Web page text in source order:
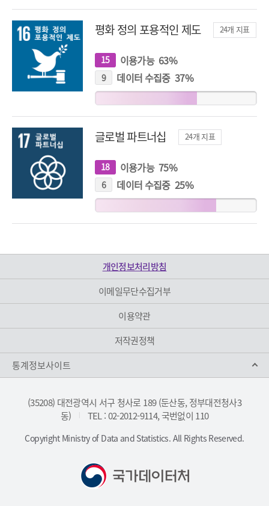
평화 정의 포용적인 제도 24개 지표
15개
지
표
이용가능 63%
9개
지
표
데이터 수집중 37%
글로벌 파트너십 24개 지표
18개
지
표
이용가능 75%
6개
지
표
데이터 수집중 25%
개인정보처리방침
이메일무단수집거부
이용약관
저작권정책
통계정보사이트
(35208) 대전광역시 서구 청사로 189 (둔산동, 정부대전청사3
동)
TEL : 02-2012-9114, 국번없이 110
Copyright Ministry of Data and Statistics. All Rights Reserved.